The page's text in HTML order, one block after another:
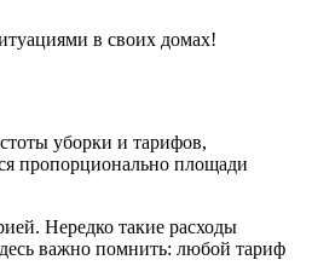
в своих домах!
уборки и тарифов,
пропорционально площади
Нередко такие расходы
важно помнить: любой тариф